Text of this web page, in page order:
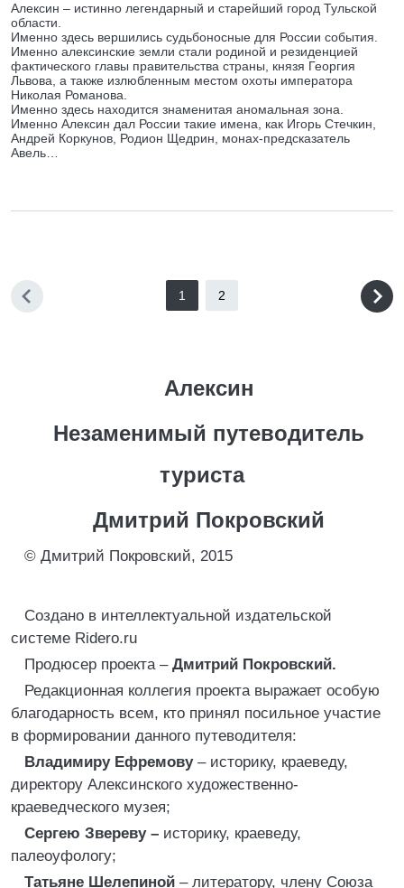
Алексин – истинно легендарный и старейший город Тульской
области.
Именно здесь вершились судьбоносные для России события.
Именно алексинские земли стали родиной и резиденцией
фактического главы правительства страны, князя Георгия
Львова, а также излюбленным местом охоты императора
Николая Романова.
Именно здесь находится знаменитая аномальная зона.
Именно Алексин дал России такие имена, как Игорь Стечкин,
Андрей Коркунов, Родион Щедрин, монах-предсказатель
Авель…
1 2
Алексин
Незаменимый путеводитель
туриста
Дмитрий Покровский
© Дмитрий Покровский, 2015
Создано в интеллектуальной издательской
системе Ridero.ru
Продюсер проекта – Дмитрий Покровский.
Редакционная коллегия проекта выражает особую
благодарность всем, кто принял посильное участие
в формировании данного путеводителя:
Владимиру Ефремову– историку, краеведу,
директору Алексинского художественно-
краеведческого музея;
Сергею Звереву – историку, краеведу,
палеоуфологу;
Татьяне Шелепиной – литератору, члену Союза